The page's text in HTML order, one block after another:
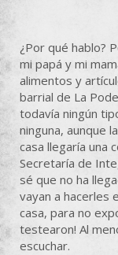
¿Por qué hablo?
mi papá y mi
alimentos y
barrial de La
todavía ningún
ninguna, aunque
casa llegaría una
Secretaría de
sé que no ha
vayan a hacerles
casa, para no
testearon! Al
escuchar.